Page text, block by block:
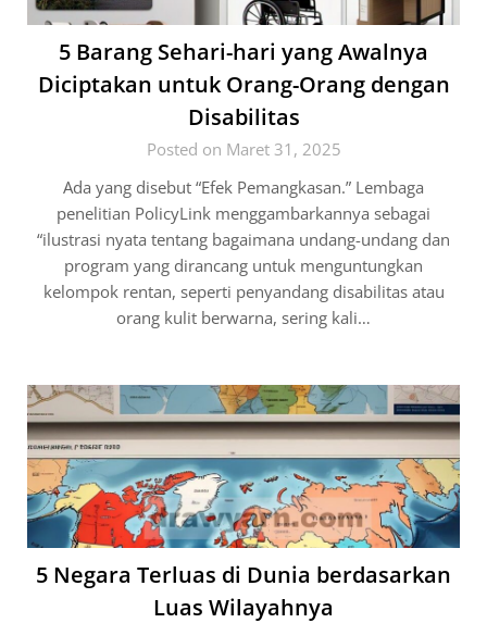
5 Barang Sehari-hari yang Awalnya
Diciptakan untuk Orang-Orang dengan
Disabilitas
Posted on Maret 31, 2025
Ada yang disebut “Efek Pemangkasan.” Lembaga
penelitian PolicyLink menggambarkannya sebagai
“ilustrasi nyata tentang bagaimana undang-undang dan
program yang dirancang untuk menguntungkan
kelompok rentan, seperti penyandang disabilitas atau
orang kulit berwarna, sering kali…
5 Negara Terluas di Dunia berdasarkan
Luas Wilayahnya